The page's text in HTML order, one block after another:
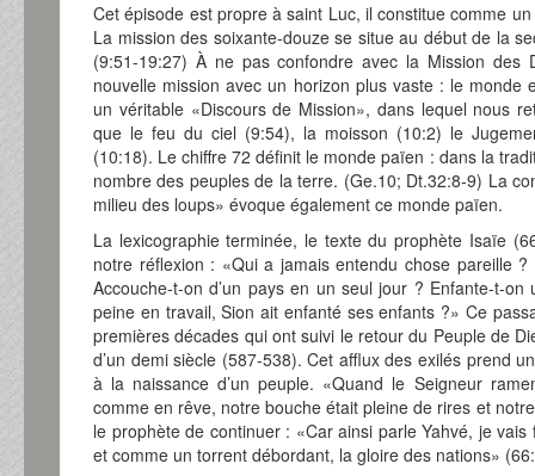
Cet épisode est propre à saint Luc, il constitue comme
La mission des soixante-douze se situe au début de la
(9:51-19:27) À ne pas confondre avec la Mission des
nouvelle mission avec un horizon plus vaste : le monde
un véritable «Discours de Mission», dans lequel nous
que le feu du ciel (9:54), la moisson (10:2) le
(10:18). Le chiffre 72 définit le monde païen : dans la
nombre des peuples de la terre. (Ge.10; Dt.32:8-9) La
milieu des loups» évoque également ce monde païen.
La lexicographie terminée, le texte du prophète Isaïe
notre réflexion : «Qui a jamais entendu chose pareille
Accouche-t-on d’un pays en un seul jour ? Enfante-t-
peine en travail, Sion ait enfanté ses enfants ?» Ce
premières décades qui ont suivi le retour du Peuple de
d’un demi siècle (587-538). Cet afflux des exilés prend
à la naissance d’un peuple. «Quand le Seigneur
comme en rêve, notre bouche était pleine de rires et
le prophète de continuer : «Car ainsi parle Yahvé, je
et comme un torrent débordant, la gloire des nations»